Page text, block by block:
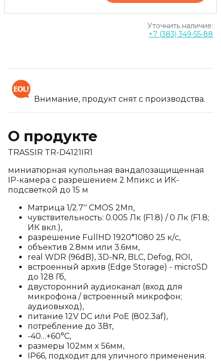
Уточнить наличие:
+7 (383) 349-55-88
Внимание, продукт снят с производства.
О продукте
TRASSIR TR-D4121IR1
миниатюрная купольная вандалозащищенная
IP-камера с разрешением 2 Мпикс и ИК-
подсветкой до 15 м
Матрица 1/2.7'' CMOS 2Мп,
чувствительность: 0.005 Лк (F1.8) / 0 Лк (F1.8;
ИК вкл.),
разрешение FullHD 1920*1080 25 к/с,
объектив 2.8мм или 3.6мм,
real WDR (96dB), 3D-NR, BLC, Defog, ROI,
встроенный архив (Edge Storage) - microSD
до 128 Гб,
двусторонний аудиоканал (вход для
микрофона / встроенный микрофон;
аудиовыход),
питание 12V DC или PoE (802.3af),
потребление до 3Вт,
-40…+60°C,
размеры 102мм x 56мм,
IP66, подходит для уличного применения.